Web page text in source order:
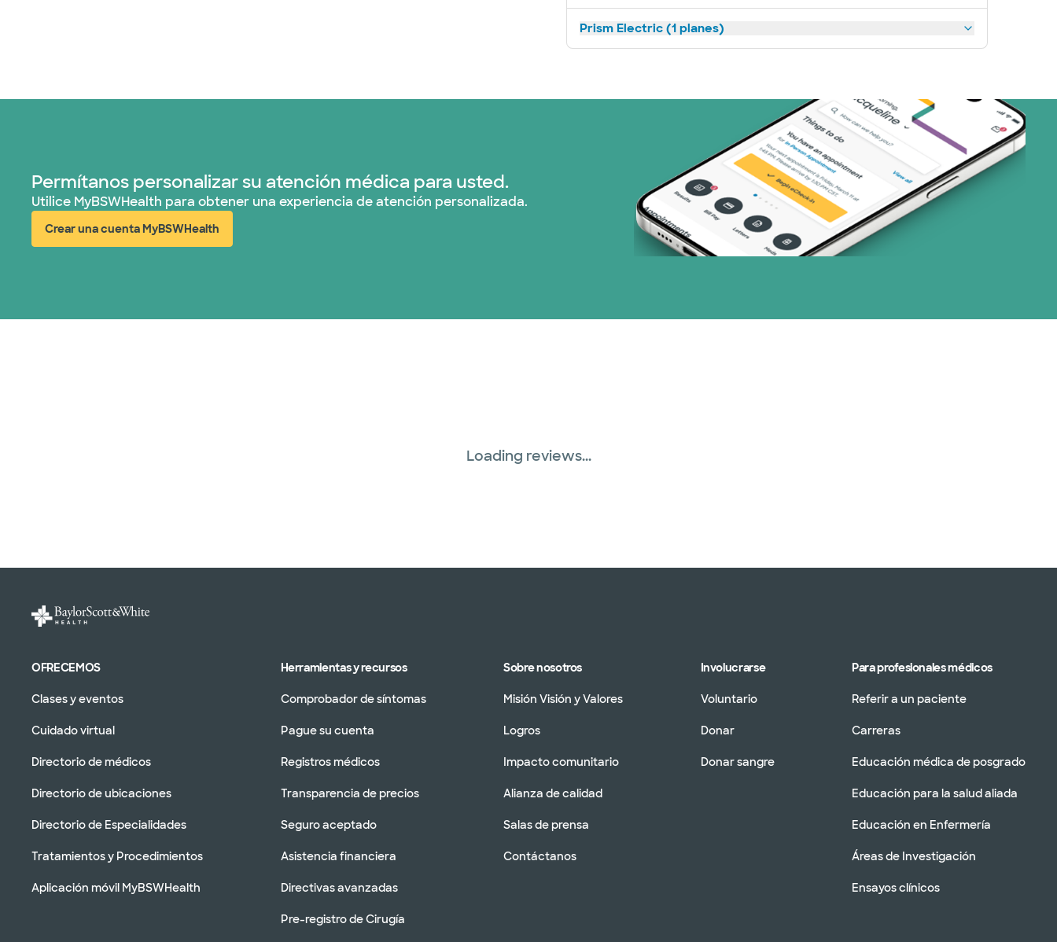
Prism Electric (1 planes)
Permítanos personalizar su atención médica para usted.
Utilice MyBSWHealth para obtener una experiencia de atención personalizada.
Crear una cuenta MyBSWHealth
(abre en ventana nueva)
Loading reviews...
OFRECEMOS
Clases y eventos
Cuidado virtual
Directorio de médicos
Directorio de ubicaciones
Directorio de Especialidades
Tratamientos y Procedimientos
Aplicación móvil MyBSWHealth
Herramientas y recursos
Comprobador de síntomas
Pague su cuenta
Registros médicos
Transparencia de precios
Seguro aceptado
Asistencia financiera
Directivas avanzadas
Pre-registro de Cirugía
Sobre nosotros
Misión Visión y Valores
Logros
Impacto comunitario
Alianza de calidad
Salas de prensa
Contáctanos
Involucrarse
Voluntario
Donar
Donar sangre
Para profesionales médicos
Referir a un paciente
Carreras
Educación médica de posgrado
Educación para la salud aliada
Educación en Enfermería
Áreas de Investigación
Ensayos clínicos